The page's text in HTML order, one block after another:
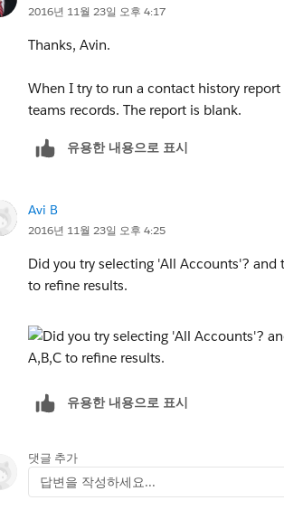
2016년 11월 23일 오후 4:17
Thanks, Avin.
When I try to run a contact history
teams records. The report is blank.
유용한 내용으로 표시
Avi B
2016년 11월 23일 오후 4:25
Did you try selecting 'All Accounts'?
to refine results.
유용한 내용으로 표시
댓글 추가
답변을 작성하세요...